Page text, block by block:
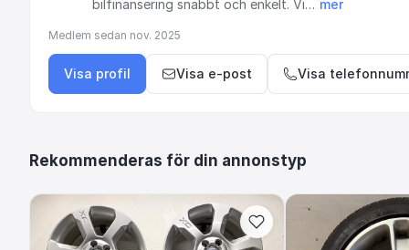
bilfinansering snabbt och enkelt. Vi… mer
Medlem sedan nov. 2025
Visa profil Visa e-post Visa
Rekommenderas för din annonstyp